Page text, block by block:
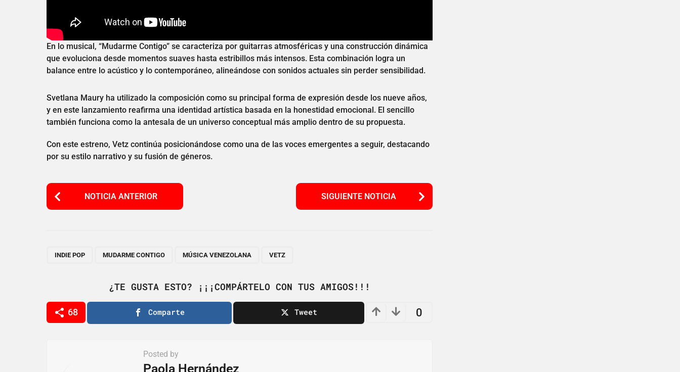
En lo musical, “Mudarme Contigo” se caracteriza por guitarras atmosféricas y una construcción dinámica
que evoluciona desde momentos suaves hasta estribillos más intensos. Esta combinación logra un
balance entre lo acústico y lo contemporáneo, alineándose con sonidos actuales sin perder sensibilidad.
Svetlana Maury ha utilizado la composición como su principal forma de expresión desde los nueve años,
y en este lanzamiento reafirma una identidad artística basada en la honestidad emocional. El sencillo
también funciona como la antesala de un universo conceptual más amplio dentro de su propuesta.
Con este estreno, Vetz continúa posicionándose como una de las voces emergentes a seguir, destacando
por su estilo narrativo y su fusión de géneros.
P
o
P
i
n
NOTICIA ANTERIOR SIGUIENTE NOTICIA
INDIE POP MUDARME CONTIGO MÚSICA VENEZOLANA VETZ
¿TE GUSTA ESTO? ¡¡¡COMPÁRTELO CON TUS AMIGOS!!!
68 0
Comparte Tweet
Posted by
Paola Hernández